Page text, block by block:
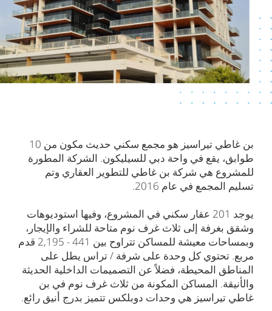
بن غاطي تيراسيز هو مجمع سكني حديث مكون من 10
طوابق، يقع في واحة دبي للسيليكون. الشركة المطورة
للمشروع هي شركة بن غاطي للتطوير العقاري وتم
تسليم المجمع في عام 2016.
يوجد 201 عقار سكني في المشروع، وفيها استوديوهات
وشقق بغرفة إلى ثلاث غرف نوم متاحة للشراء والإيجار،
وبمساحات معيشة للمساكن تتراوح بين 441 - 2,195 قدم
مربع. تحتوي كل وحدة على شرفة / تراس يطل على
المناطق المحيطة، فضلاً عن التصميمات الداخلية الحديثة
والأنيقة. المساكن المكونة من ثلاث غرف نوم في بن
غاطي تيراسيز هي وحدات دوبلكس تتميز بدرج أنيق رائع.